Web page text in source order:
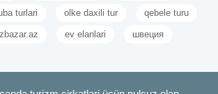
turlari olke daxili tur qebele turu
ev elanlari швеция